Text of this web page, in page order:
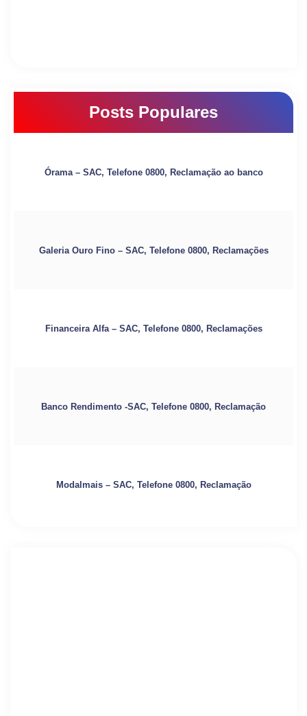
Posts Populares
Órama – SAC, Telefone 0800, Reclamação ao banco
Galeria Ouro Fino – SAC, Telefone 0800, Reclamações
Financeira Alfa – SAC, Telefone 0800, Reclamações
Banco Rendimento -SAC, Telefone 0800, Reclamação
Modalmais – SAC, Telefone 0800, Reclamação